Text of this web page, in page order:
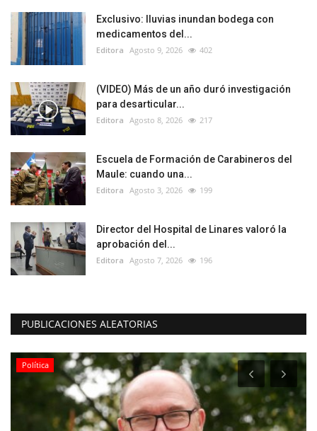
Exclusivo: lluvias inundan bodega con
medicamentos del...
Editora Agosto 9, 2026 402
(VIDEO) Más de un año duró investigación
para desarticular...
Editora Agosto 8, 2026 217
Escuela de Formación de Carabineros del
Maule: cuando una...
Editora Agosto 3, 2026 199
Director del Hospital de Linares valoró la
aprobación del...
Editora Agosto 7, 2026 196
PUBLICACIONES ALEATORIAS
Deporte